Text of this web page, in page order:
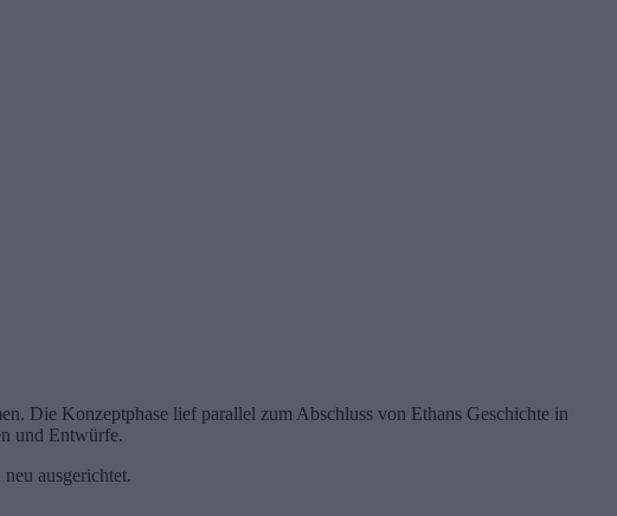
Die Konzeptphase lief parallel zum Abschluss von Ethans Geschichte in
und Entwürfe.
ausgerichtet.